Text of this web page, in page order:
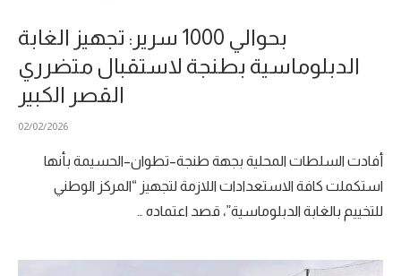
بحوالي 1000 سرير: تجهيز الغابة
الدبلوماسية بطنجة لاستقبال متضرري
القصر الكبير
02/02/2026
أفادت السلطات المحلية بجهة طنجة–تطوان–الحسيمة بأنها
استكملت كافة الاستعدادات اللازمة لتجهيز “المركز الوطني
للتخييم بالغابة الدبلوماسية”، قصد اعتماده …